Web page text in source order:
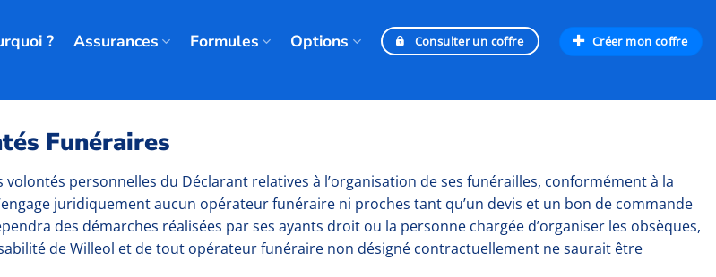
? Assurances Formules Options Consulter un coffre Créer mon coffre
Funéraires
personnelles du Déclarant relatives à l’organisation de ses funérailles, conformément à la
juridiquement aucun opérateur funéraire ni proches tant qu’un devis et un bon de commande
des démarches réalisées par ses ayants droit ou la personne chargée d’organiser les obsèques,
de Willeol et de tout opérateur funéraire non désigné contractuellement ne saurait être